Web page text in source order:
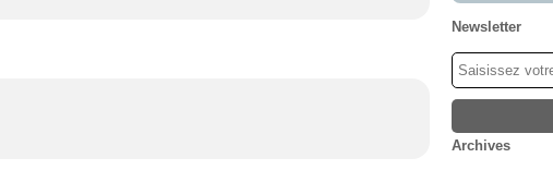
Newsletter
Archives